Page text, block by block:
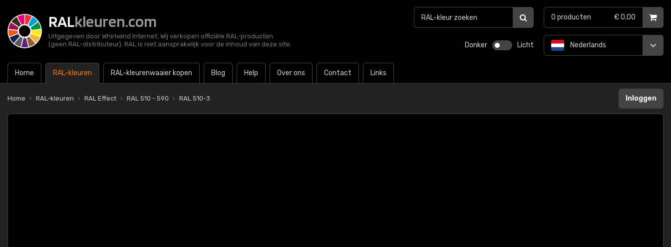
RALkleuren.com
Uitgegeven door Whirlwind Internet. Wij verkopen officiële RAL-producten
(geen RAL-distributeur). RAL is niet aansprakelijk voor de inhoud van deze site.
Donker Licht
Home RAL-kleuren RAL-kleurenwaaier kopen Blog Help Over ons Contact Links
Nederlands
0 producten € 0,00
Home RAL-kleuren RAL Effect RAL 510 - 590 RAL 510-3 Inloggen